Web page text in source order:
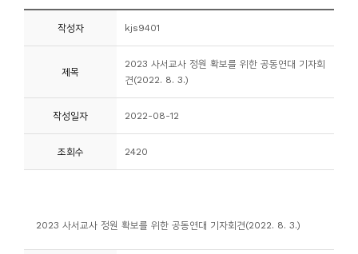
작성자 kjs9401
제목
2023 사서교사 정원 확보를 위한 공동연대 기자회
견(2022. 8. 3.)
작성일자 2022-08-12
조회수 2420
2023 사서교사 정원 확보를 위한 공동연대 기자회견(2022. 8. 3.)
사
뮤